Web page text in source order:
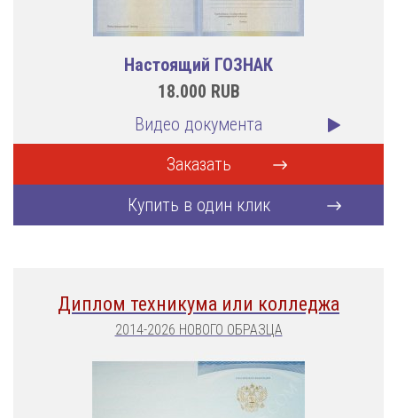
Настоящий ГОЗНАК
18.000 RUB
Видео документа
Заказать
Купить в один клик
Диплом техникума или колледжа
2014-2026 НОВОГО ОБРАЗЦА